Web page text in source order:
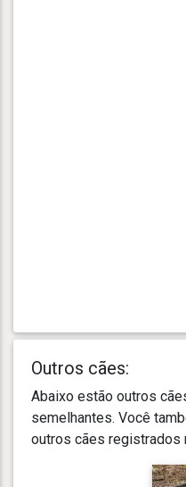
Outros cães:
Abaixo estão outros
semelhantes. Você
outros cães registrados